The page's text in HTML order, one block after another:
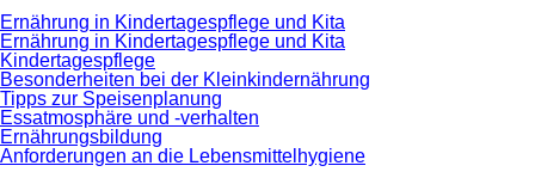
Ernährung in Kindertagespflege und Kita
Ernährung in Kindertagespflege und Kita
Kindertagespflege
Besonderheiten bei der Kleinkindernährung
Tipps zur Speisenplanung
Essatmosphäre und -verhalten
Ernährungsbildung
Anforderungen an die Lebensmittelhygiene